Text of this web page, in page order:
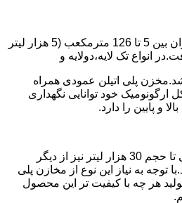
حجم مخزن پلی اتیلن را میتوان بین 5 تا 126 مترمکعب (5 هزار لیتر
پلی اتیلن عمودی همراه
خود توانایی نگهداری
تولید مخازن پلی اتیلن مکعبی تا حجم 30 هزار لیتر نیز از دیگر
توجه به نیاز این نوع از مخازن پلی
تولید هر چه با کیفیت تر این محصول